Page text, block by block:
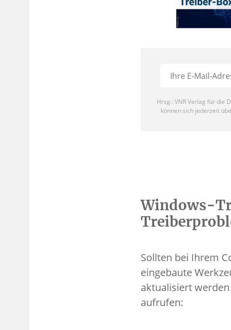
Windows-
Sollten bei Ihrem
eingebaute
aktualisiert
aufrufen: